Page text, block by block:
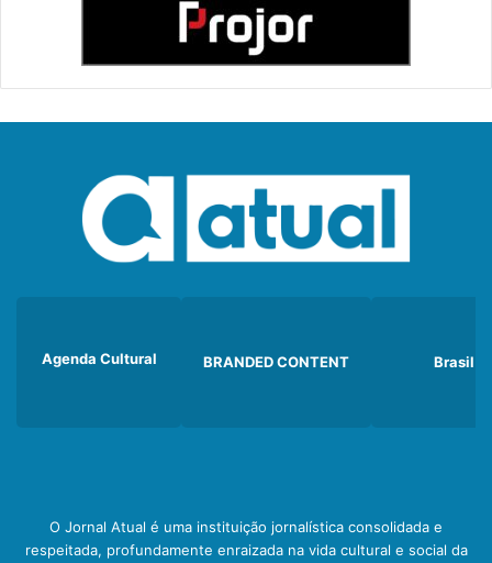
Agenda Cultural BRANDED CONTENT Brasil
O Jornal Atual é uma instituição jornalística consolidada e
respeitada, profundamente enraizada na vida cultural e social da